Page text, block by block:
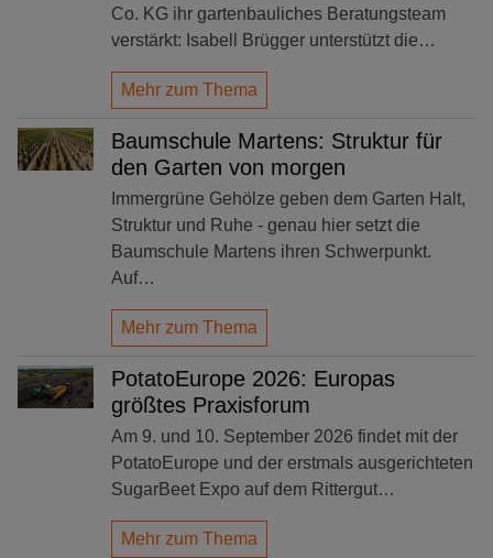
Co. KG ihr gartenbauliches Beratungsteam
verstärkt: Isabell Brügger unterstützt die…
Mehr zum Thema
Baumschule Martens: Struktur für
den Garten von morgen
Immergrüne Gehölze geben dem Garten Halt,
Struktur und Ruhe - genau hier setzt die
Baumschule Martens ihren Schwerpunkt.
Auf…
Mehr zum Thema
PotatoEurope 2026: Europas
größtes Praxisforum
Am 9. und 10. September 2026 findet mit der
PotatoEurope und der erstmals ausgerichteten
SugarBeet Expo auf dem Rittergut…
Mehr zum Thema